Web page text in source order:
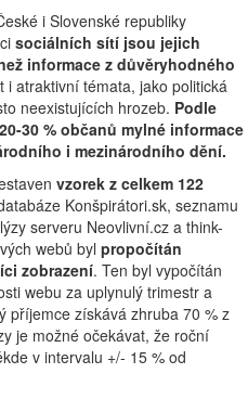
i Slovenské republiky
sociálních sítí jsou jejich
informace z důvěryhodného
i atraktivní témata, jako politická
neexistujících hrozeb. Podle
30 % občanů mylné informace
i mezinárodního dění.
vzorek z celkem 122
Konšpirátori.sk, seznamu
serveru Neovlivní.cz a think-
webů byl propočítán
zobrazení. Ten byl vypočítán
webu za uplynulý trimestr a
příjemce získává zhruba 70 % z
je možné očekávat, že roční
v intervalu +/- 15 % od